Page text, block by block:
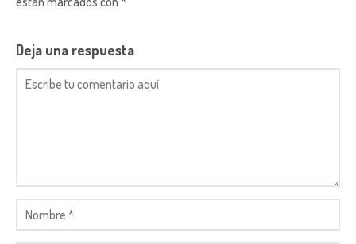
Deja una respuesta